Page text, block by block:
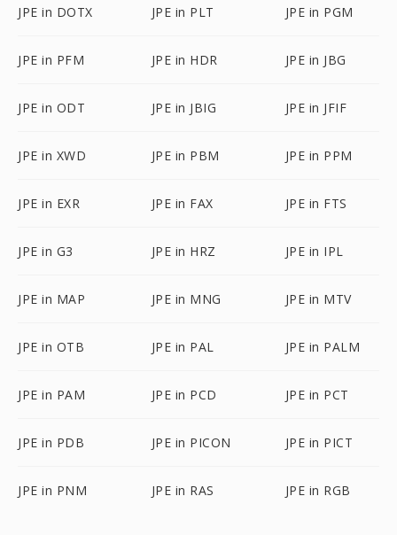
JPE in DOTX JPE in PLT JPE in PGM
JPE in PFM JPE in HDR JPE in JBG
JPE in ODT JPE in JBIG JPE in JFIF
JPE in XWD JPE in PBM JPE in PPM
JPE in EXR JPE in FAX JPE in FTS
JPE in G3 JPE in HRZ JPE in IPL
JPE in MAP JPE in MNG JPE in MTV
JPE in OTB JPE in PAL JPE in PALM
JPE in PAM JPE in PCD JPE in PCT
JPE in PDB JPE in PICON JPE in PICT
JPE in PNM JPE in RAS JPE in RGB